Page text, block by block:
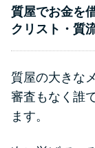
質屋でお金を
クリスト・質
質屋の大きな
審査もなく誰
ます。